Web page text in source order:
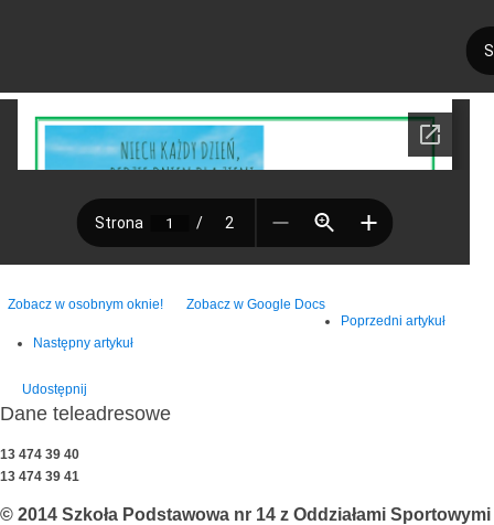
Zobacz w osobnym oknie!
Zobacz w Google Docs
Poprzedni artykuł
Następny artykuł
Udostępnij
Dane teleadresowe
13 474 39 40
13 474 39 41
© 2014 Szkoła Podstawowa nr 14 z Oddziałami Sportowymi